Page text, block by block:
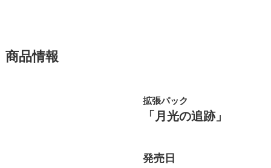
商品情報
拡張パック
「月光の追跡」
発売日